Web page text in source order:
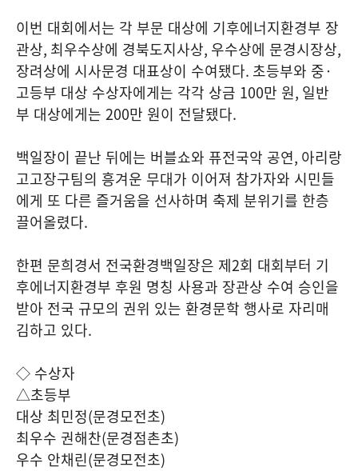
이번 대회에서는 각 부문 대상에 기후에너지환경부 장
관상, 최우수상에 경북도지사상, 우수상에 문경시장상,
장려상에 시사문경 대표상이 수여됐다. 초등부와 중·
고등부 대상 수상자에게는 각각 상금 100만 원, 일반
부 대상에게는 200만 원이 전달됐다.
백일장이 끝난 뒤에는 버블쇼와 퓨전국악 공연, 아리랑
고고장구팀의 흥겨운 무대가 이어져 참가자와 시민들
에게 또 다른 즐거움을 선사하며 축제 분위기를 한층
끌어올렸다.
한편 문희경서 전국환경백일장은 제2회 대회부터 기
후에너지환경부 후원 명칭 사용과 장관상 수여 승인을
받아 전국 규모의 권위 있는 환경문학 행사로 자리매
김하고 있다.
◇ 수상자
△초등부
대상 최민정(문경모전초)
최우수 권해찬(문경점촌초)
우수 안채린(문경모전초)